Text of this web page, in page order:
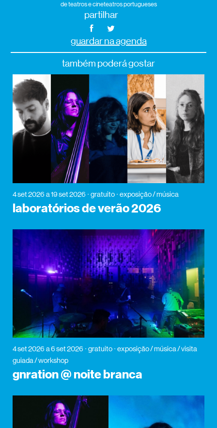
de teatros e cineteatros portugueses
partilhar
guardar na agenda
também poderá gostar
4 set 2026 a 19 set 2026 gratuito exposição / música
laboratórios de verão 2026
4 set 2026 a 6 set 2026 gratuito
exposição / música / visita
guiada / workshop
gnration @ noite branca